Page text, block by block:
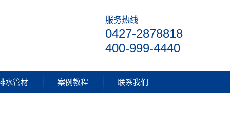
服务热线
0427-2878818
400-999-4440
水管材 案例教程 联系我们